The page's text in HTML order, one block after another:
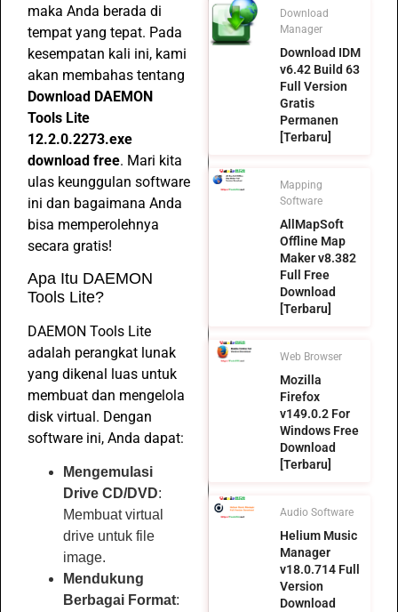
maka Anda berada di
tempat yang tepat. Pada
kesempatan kali ini, kami
akan membahas tentang
Download DAEMON
Tools Lite
12.2.0.2273.exe
download free. Mari kita
ulas keunggulan software
ini dan bagaimana Anda
bisa memperolehnya
secara gratis!
Apa Itu DAEMON
Tools Lite?
DAEMON Tools Lite
adalah perangkat lunak
yang dikenal luas untuk
membuat dan mengelola
disk virtual. Dengan
software ini, Anda dapat:
Mengemulasi
Drive CD/DVD:
Membuat virtual
drive untuk file
image.
Mendukung
Berbagai Format:
Download
Manager
Download IDM
v6.42 Build 63
Full Version
Gratis
Permanen
[Terbaru]
Mapping
Software
AllMapSoft
Offline Map
Maker v8.382
Full Free
Download
[Terbaru]
Web Browser
Mozilla
Firefox
v149.0.2 For
Windows Free
Download
[Terbaru]
Audio Software
Helium Music
Manager
v18.0.714 Full
Version
Download